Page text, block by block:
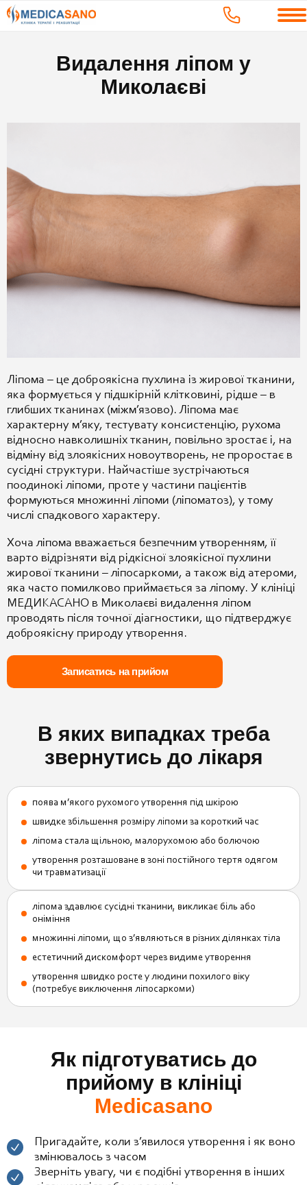
Видалення ліпом у
Миколаєві
Ліпома – це доброякісна пухлина із жирової тканини,
яка формується у підшкірній клітковині, рідше – в
глибших тканинах (міжм’язово). Ліпома має
характерну м’яку, тестувату консистенцію, рухома
відносно навколишніх тканин, повільно зростає і, на
відміну від злоякісних новоутворень, не проростає в
сусідні структури. Найчастіше зустрічаються
поодинокі ліпоми, проте у частини пацієнтів
формуються множинні ліпоми (ліпоматоз), у тому
числі спадкового характеру.
Хоча ліпома вважається безпечним утворенням, її
варто відрізняти від рідкісної злоякісної пухлини
жирової тканини – ліпосаркоми, а також від атероми,
яка часто помилково приймається за ліпому. У клініці
МЕДИКАСАНО в Миколаєві видалення ліпом
проводять після точної діагностики, що підтверджує
доброякісну природу утворення.
Записатись на прийом
В яких випадках треба
звернутись до лікаря
поява м’якого рухомого утворення під шкірою
швидке збільшення розміру ліпоми за короткий час
ліпома стала щільною, малорухомою або болючою
утворення розташоване в зоні постійного тертя одягом
чи травматизації
ліпома здавлює сусідні тканини, викликає біль або
оніміння
множинні ліпоми, що з’являються в різних ділянках тіла
естетичний дискомфорт через видиме утворення
утворення швидко росте у людини похилого віку
(потребує виключення ліпосаркоми)
Як підготуватись до
прийому в клініці
Medicasano
Пригадайте, коли з’явилося утворення і як воно
змінювалось з часом
Зверніть увагу, чи є подібні утворення в інших